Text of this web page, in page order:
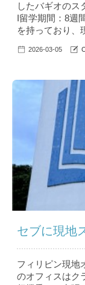
したバギオのス
I留学期間：8週
を持っており、
2026-03-05
セブに現地
フィリピン現地
のオフィスはク